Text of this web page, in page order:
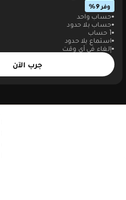
وفر 9%
حساب واحد
حساب بلا حدود
1 حساب
استماع بلا حدود
إلغاء في أي وقت
جرب الآن